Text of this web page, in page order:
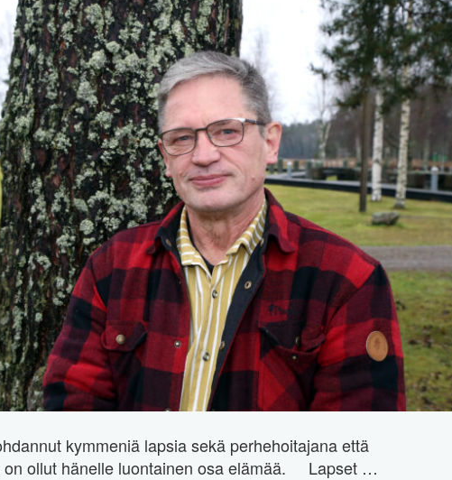
kymmeniä lapsia sekä perhehoitajana että
on ollut hänelle luontainen osa elämää. Lapset …